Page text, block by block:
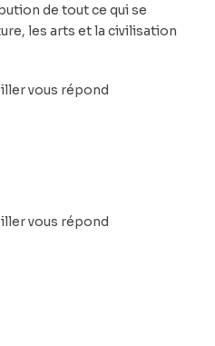
de tout ce qui se
les arts et la civilisation
vous répond
vous répond